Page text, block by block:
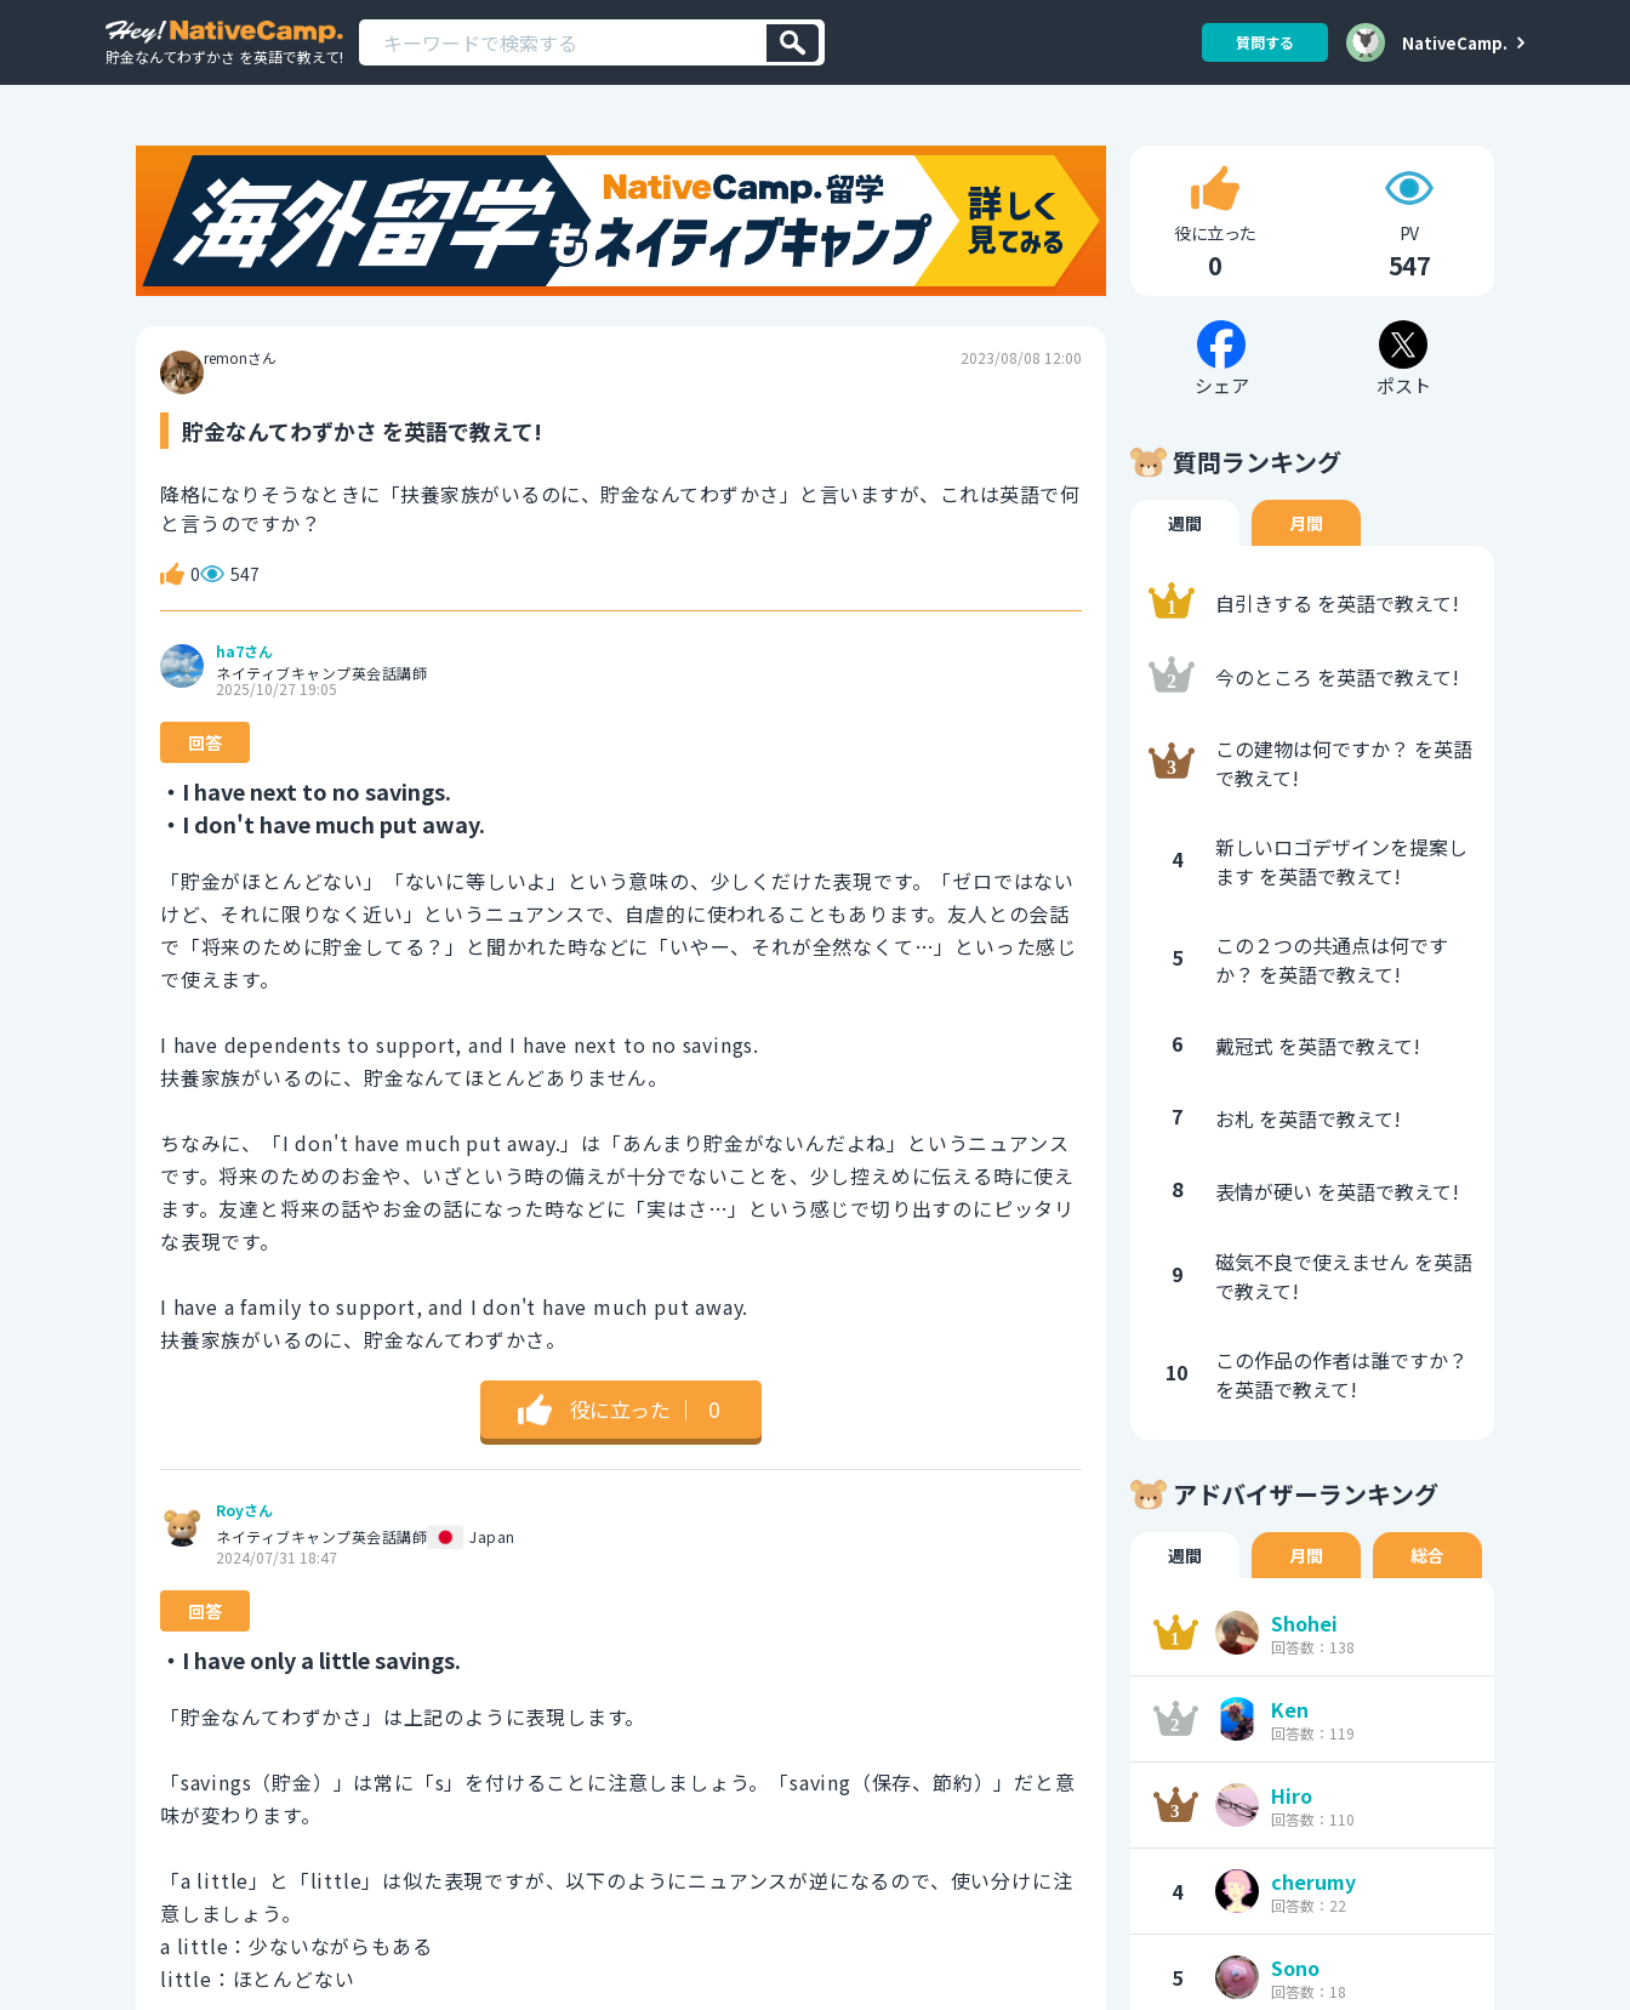
貯金なんてわずかさ を英語で教えて!
質問する NativeCamp.
remonさん 2023/08/08 12:00
貯金なんてわずかさ を英語で教えて!
降格になりそうなときに「扶養家族がいるのに、貯金なんてわずかさ」と言いますが、これは英語で何
と言うのですか？
0 547
ha7さん
ネイティブキャンプ英会話講師
2025/10/27 19:05
回答
・I have next to no savings.
・I don't have much put away.
「貯金がほとんどない」「ないに等しいよ」という意味の、少しくだけた表現です。「ゼロではない
けど、それに限りなく近い」というニュアンスで、自虐的に使われることもあります。友人との会話
で「将来のために貯金してる？」と聞かれた時などに「いやー、それが全然なくて…」といった感じ
で使えます。
I have dependents to support, and I have next to no savings.
扶養家族がいるのに、貯金なんてほとんどありません。
ちなみに、「I don't have much put away.」は「あんまり貯金がないんだよね」というニュアンス
です。将来のためのお金や、いざという時の備えが十分でないことを、少し控えめに伝える時に使え
ます。友達と将来の話やお金の話になった時などに「実はさ…」という感じで切り出すのにピッタリ
な表現です。
I have a family to support, and I don't have much put away.
扶養家族がいるのに、貯金なんてわずかさ。
役に立った ｜ 0
Royさん
ネイティブキャンプ英会話講師
Japan
2024/07/31 18:47
回答
・I have only a little savings.
「貯金なんてわずかさ」は上記のように表現します。
「savings（貯金）」は常に「s」を付けることに注意しましょう。「saving（保存、節約）」だと意
味が変わります。
「a little」と「little」は似た表現ですが、以下のようにニュアンスが逆になるので、使い分けに注
意しましょう。
a little：少ないながらもある
little：ほとんどない
役に立った
0
PV
547
シェア ポスト
質問ランキング
週間 月間
自引きする を英語で教えて!
今のところ を英語で教えて!
この建物は何ですか？ を英語
で教えて!
4
新しいロゴデザインを提案し
ます を英語で教えて!
5
この２つの共通点は何です
か？ を英語で教えて!
6 戴冠式 を英語で教えて!
7 お札 を英語で教えて!
8 表情が硬い を英語で教えて!
9
磁気不良で使えません を英語
で教えて!
10
この作品の作者は誰ですか？
を英語で教えて!
アドバイザーランキング
週間 月間 総合
Shohei
回答数：138
Ken
回答数：119
Hiro
回答数：110
4 cherumy
回答数：22
5 Sono
回答数：18